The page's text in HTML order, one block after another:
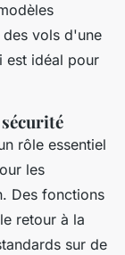
vols d'une
est idéal pour
rôle essentiel
les
Des fonctions
retour à la
sur de